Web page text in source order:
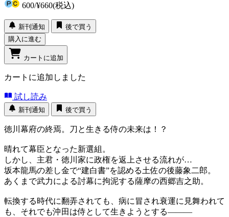
600/¥660(税込)
新刊通知
後で買う
購入に進む
カートに追加
カートに追加しました
試し読み
新刊通知 後で買う
徳川幕府の終焉。刀と生きる侍の未来は！？
晴れて幕臣となった新選組。
しかし、主君・徳川家に政権を返上させる流れが…
坂本龍馬の差し金で“建白書”を認める土佐の後藤象二郎。
あくまで武力による討幕に拘泥する薩摩の西郷吉之助。
転換する時代に翻弄されても、病に冒され衰運に見舞われて
も、それでも沖田は侍として生きようとする―――